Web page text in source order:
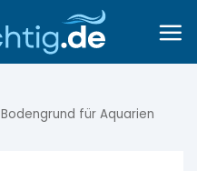
Bodengrund für Aquarien